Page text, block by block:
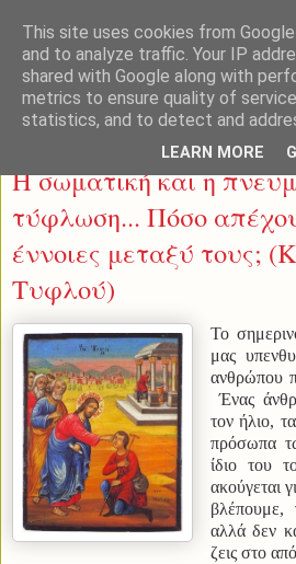
Κυριακή 25 Μαΐου 2014
Η σωματική και η
τύφλωση... Πόσο
έννοιες μεταξύ τους;
Τυφλού)
Το
μας
ανθρώπου
Ένας
τον ήλιο,
πρόσωπα
ίδιο του
ακούγεται
βλέπουμε,
αλλά δεν
ζεις στο
This site uses cookies from
and to analyze traffic. Your IP
shared with Google along with
metrics to ensure quality of
statistics, and to detect and
LEARN MORE